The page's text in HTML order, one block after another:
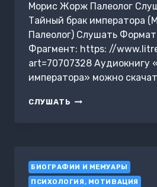
АРТЕМИЯ
ПАНАРИНА,
НИКИТЫ
ЗАЙЦЕВА
НИКИТЫ
СОШНИКОВА
СЕКРЕТАХ
Морис Жорж Палеолог
Тайный брак императора
Палеолог) Слушать
Фрагмент: https: //
art=70707328 Аудиокнигу
императора» можно
СЛУШАТЬ ТАЙНЫЙ
БИОГРАФИИ И МЕМУАРЫ
ПСИХОЛОГИЯ, МОТИВАЦИЯ